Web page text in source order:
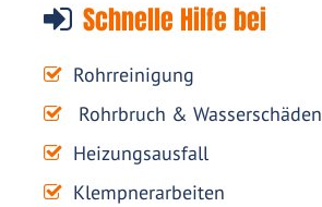
Schnelle Hilfe bei
Rohrreinigung
Rohrbruch & Wasserschäden
Heizungsausfall
Klempnerarbeiten